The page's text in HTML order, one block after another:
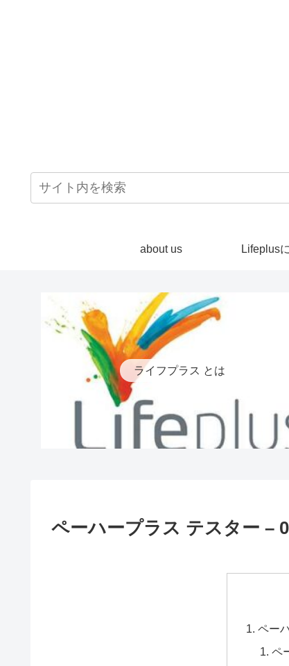
about us Lifeplus
ライフプラス とは
ペーハープラス テスター –
ペー
ペ